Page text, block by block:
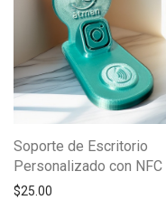
Soporte de Escritorio
Personalizado con NFC
$25.00